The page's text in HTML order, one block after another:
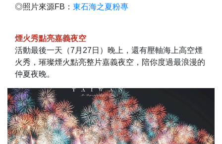
◎照片來源FB： 東石海之夏粉專
煙火秀點亮嘉義夜空
活動最後一天（7月27日）晚上，還有壓軸海上高空煙
火秀，璀璨煙火點亮整片嘉義夜空，陪你度過最浪漫的
仲夏夜晚。